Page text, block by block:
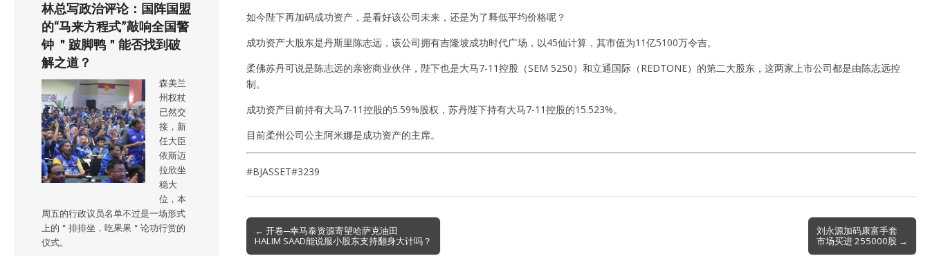
如今陛下再加码成功资产，是看好该公司未来，还是为了释低平均价格呢？
成功资产大股东是丹斯里陈志远，该公司拥有吉隆坡成功时代广场，以45仙计算，其市值为11亿5100万令吉。
柔佛苏丹可说是陈志远的亲密商业伙伴，陛下也是大马7-11控股（SEM 5250）和立通国际（REDTONE）的第二大股东，这两家上市公司都是由陈志远控
制。
成功资产目前持有大马7-11控股的5.59%股权，苏丹陛下持有大马7-11控股的15.523%。
目前柔州公司公主阿米娜是成功资产的主席。
#BJASSET#3239
Post
navigation
← 开卷─幸马泰资源寄望哈萨克油田
HALIM SAAD能说服小股东支持翻身大计吗？
刘永源加码康富手套
市场买进 255000股 →
林总写政治评论：国阵国盟
的“马来方程式”敲响全国警
钟 ＂跛脚鸭＂能否找到破
解之道？
森美兰
州权杖
已然交
接，新
任大臣
依斯迈
拉欣坐
稳大
位，本
周五的行政议员名单不过是一场形式
上的＂排排坐，吃果果＂论功行赏的
仪式。